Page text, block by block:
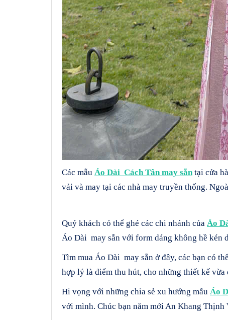
Các mẫu Áo Dài Cách Tân may sẵn tại cửa
vải và may tại các nhà may truyền thống.
Quý khách có thể ghé các chi nhánh của Áo
Áo Dài may sẵn với form dáng không hề kén
Tìm mua Áo Dài may sẵn ở đây, các bạn có
hợp lý là điểm thu hút, cho những thiết kế vừa
Hi vọng với những chia sẻ xu hướng mẫu Áo
với mình. Chúc bạn năm mới An Khang Thịnh